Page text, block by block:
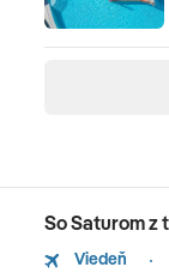
So Saturom z
Viedeň